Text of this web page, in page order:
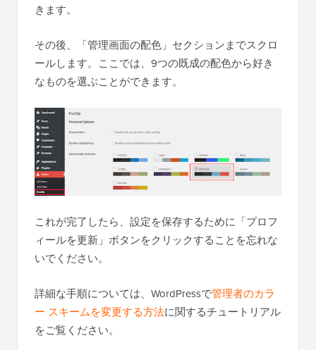
きます。
その後、「管理画面の配色」セクションまでスクロ
ールします。ここでは、9つの既成の配色から好き
なものを選ぶことができます。
これが完了したら、設定を保存するために「プロフ
ィールを更新」ボタンをクリックすることを忘れな
いでください。
詳細な手順については、WordPressで管理者のカラ
ー スキームを変更する方法に関するチュートリアル
をご覧ください。